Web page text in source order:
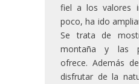
fiel a los valores
poco, ha ido
Se trata de
montaña y las
ofrece. Además
disfrutar de la